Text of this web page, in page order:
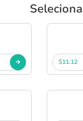
$11.12